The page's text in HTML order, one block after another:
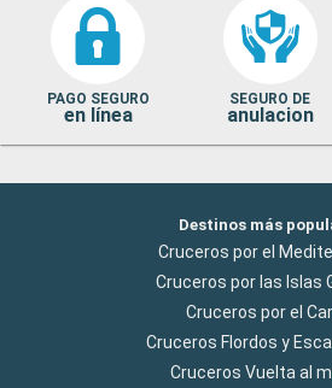
PAGO SEGURO
en línea
SEGURO DE
anulacion
Destinos más
Cruceros por el
Cruceros por las Islas
Cruceros por el
Cruceros Flordos y
Cruceros Vuelta al